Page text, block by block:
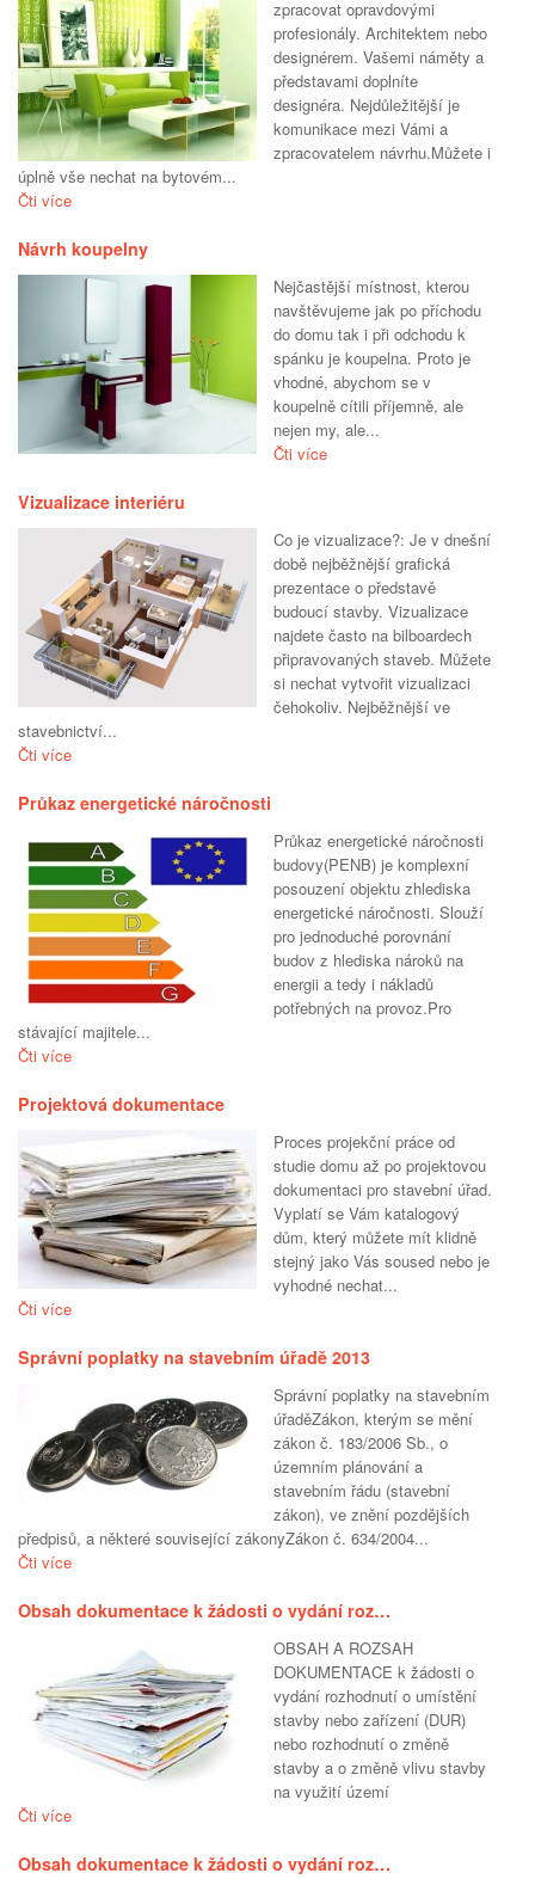
zpracovat opravdovými
profesionály. Architektem nebo
designérem. Vašemi náměty a
představami doplníte
designéra. Nejdůležitější je
komunikace mezi Vámi a
zpracovatelem návrhu.Můžete i
úplně vše nechat na bytovém...
Čti více
Návrh koupelny
Nejčastější místnost, kterou
navštěvujeme jak po příchodu
do domu tak i při odchodu k
spánku je koupelna. Proto je
vhodné, abychom se v
koupelně cítili příjemně, ale
nejen my, ale...
Čti více
Vizualizace interiéru
Co je vizualizace?: Je v dnešní
době nejběžnější grafická
prezentace o představě
budoucí stavby. Vizualizace
najdete často na bilboardech
připravovaných staveb. Můžete
si nechat vytvořit vizualizaci
čehokoliv. Nejběžnější ve
stavebnictví...
Čti více
Průkaz energetické náročnosti
Průkaz energetické náročnosti
budovy(PENB) je komplexní
posouzení objektu zhlediska
energetické náročnosti. Slouží
pro jednoduché porovnání
budov z hlediska nároků na
energii a tedy i nákladů
potřebných na provoz.Pro
stávající majitele...
Čti více
Projektová dokumentace
Proces projekční práce od
studie domu až po projektovou
dokumentaci pro stavební úřad.
Vyplatí se Vám katalogový
dům, který můžete mít klidně
stejný jako Vás soused nebo je
vyhodné nechat...
Čti více
Správní poplatky na stavebním úřadě 2013
Správní poplatky na stavebním
úřaděZákon, kterým se mění
zákon č. 183/2006 Sb., o
územním plánování a
stavebním řádu (stavební
zákon), ve znění pozdějších
předpisů, a některé související zákonyZákon č. 634/2004...
Čti více
Obsah dokumentace k žádosti o vydání roz…
OBSAH A ROZSAH
DOKUMENTACE k žádosti o
vydání rozhodnutí o umístění
stavby nebo zařízení (DUR)
nebo rozhodnutí o změně
stavby a o změně vlivu stavby
na využití území
Čti více
Obsah dokumentace k žádosti o vydání roz…